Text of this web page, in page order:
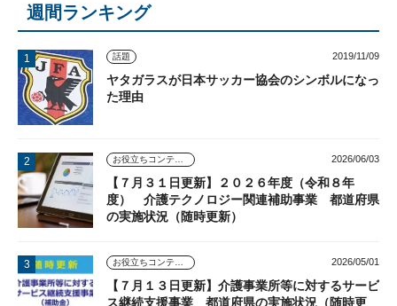
週間ランキング
話題 2019/11/09
ヤタガラスが日本サッカー協会のシンボルになっ
た理由
お役立ちコンテンツ 2026/06/03
【７月３１日更新】２０２６年度（令和８年
度） 介護テクノロジー関連補助事業 都道府県
の実施状況（随時更新）
お役立ちコンテンツ 2026/05/01
【７月１３日更新】介護事業所等に対するサービ
ス継続支援事業 都道府県の実施状況（随時更